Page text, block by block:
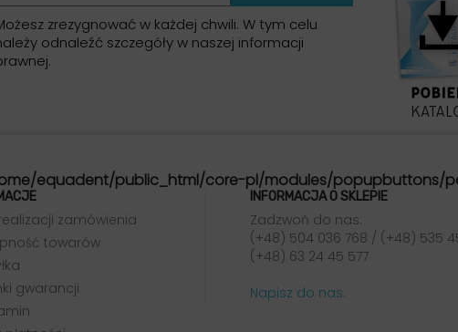
zrezygnować w każdej chwili. W tym celu
odnaleźć szczegóły w naszej informacji
equadent/public_html/core-pl/modules/popupbuttons/
zamówienia
towarów
gwarancji
INFORMACJA O SKLEPIE
Zadzwoń do nas:
(+48) 504 036 768 / (+48) 535
(+48) 63 24 45 577
Napisz do nas: